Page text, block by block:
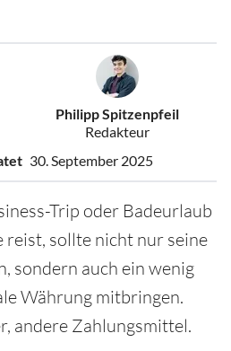
Philipp Spitzenpfeil
Redakteur
30. September 2025
Trip oder Badeurlaub
reist, sollte nicht nur seine
sondern auch ein wenig
Währung mitbringen.
andere Zahlungsmittel.